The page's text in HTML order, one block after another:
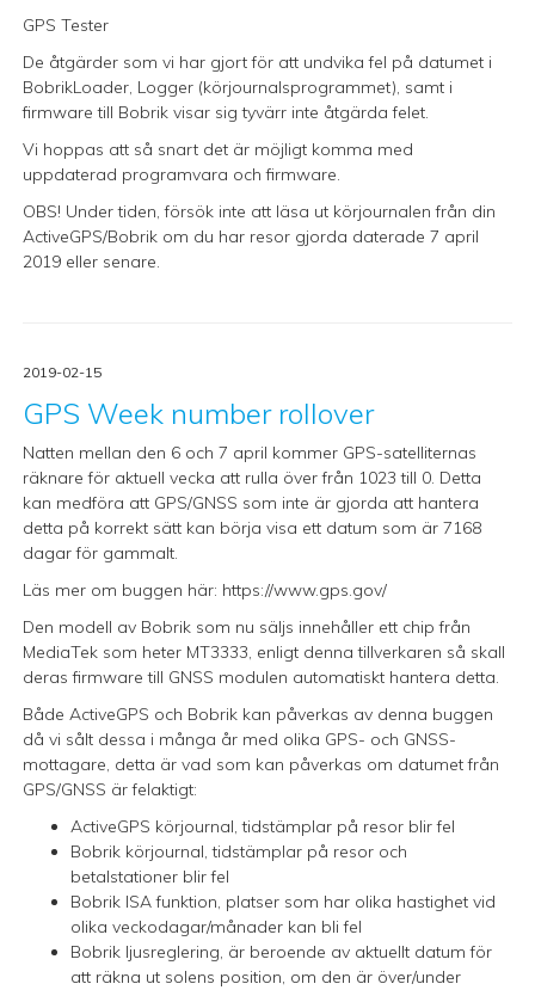
GPS Tester
De åtgärder som vi har gjort för att undvika fel på datumet i
BobrikLoader, Logger (körjournalsprogrammet), samt i
firmware till Bobrik visar sig tyvärr inte åtgärda felet.
Vi hoppas att så snart det är möjligt komma med
uppdaterad programvara och firmware.
OBS! Under tiden, försök inte att läsa ut körjournalen från din
ActiveGPS/Bobrik om du har resor gjorda daterade 7 april
2019 eller senare.
2019-02-15
GPS Week number rollover
Natten mellan den 6 och 7 april kommer GPS-satelliternas
räknare för aktuell vecka att rulla över från 1023 till 0. Detta
kan medföra att GPS/GNSS som inte är gjorda att hantera
detta på korrekt sätt kan börja visa ett datum som är 7168
dagar för gammalt.
Läs mer om buggen här: https://www.gps.gov/
Den modell av Bobrik som nu säljs innehåller ett chip från
MediaTek som heter MT3333, enligt denna tillverkaren så skall
deras firmware till GNSS modulen automatiskt hantera detta.
Både ActiveGPS och Bobrik kan påverkas av denna buggen
då vi sålt dessa i många år med olika GPS- och GNSS-
mottagare, detta är vad som kan påverkas om datumet från
GPS/GNSS är felaktigt:
ActiveGPS körjournal, tidstämplar på resor blir fel
Bobrik körjournal, tidstämplar på resor och
betalstationer blir fel
Bobrik ISA funktion, platser som har olika hastighet vid
olika veckodagar/månader kan bli fel
Bobrik ljusreglering, är beroende av aktuellt datum för
att räkna ut solens position, om den är över/under